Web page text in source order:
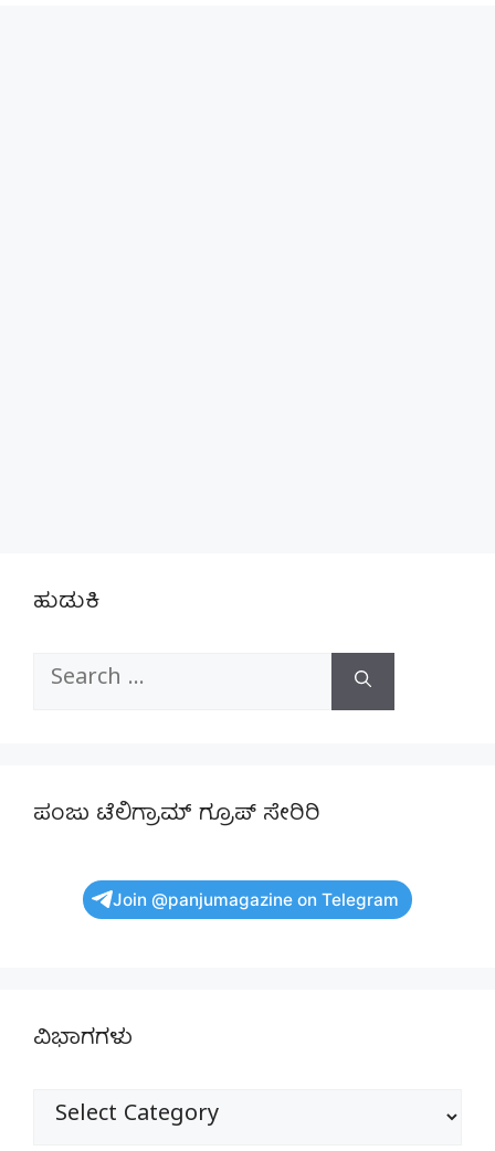
ಹುಡುಕಿ
Search
ಪಂಜು ಟೆಲಿಗ್ರಾಮ್ ಗ್ರೂಪ್ ಸೇರಿರಿ
Join @panjumagazine on Telegram
ವಿಭಾಗಗಳು
ವಿಭಾಗಗಳು